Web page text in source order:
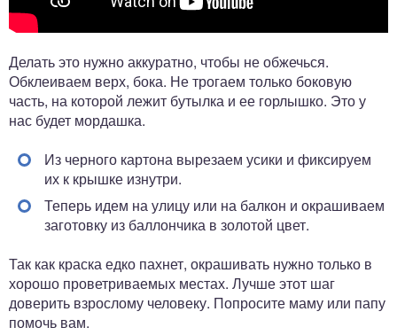
Делать это нужно аккуратно, чтобы не обжечься.
Обклеиваем верх, бока. Не трогаем только боковую
часть, на которой лежит бутылка и ее горлышко. Это у
нас будет мордашка.
Из черного картона вырезаем усики и фиксируем
их к крышке изнутри.
Теперь идем на улицу или на балкон и окрашиваем
заготовку из баллончика в золотой цвет.
Так как краска едко пахнет, окрашивать нужно только в
хорошо проветриваемых местах. Лучше этот шаг
доверить взрослому человеку. Попросите маму или папу
помочь вам.